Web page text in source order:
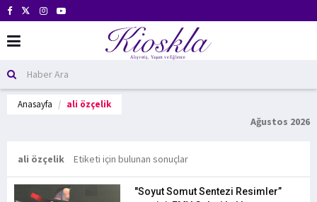
Anasayfa ali özçelik
Ağustos 2026
ali özçelik Etiketi için bulunan sonuçlar
"Soyut Somut Sentezi Resimler”